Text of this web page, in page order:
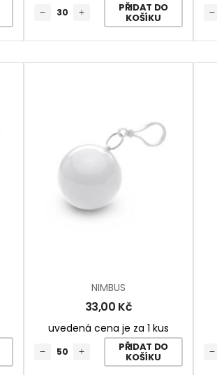
PŘIDAT DO
KOŠÍKU
NIMBUS
33,00 Kč
uvedená cena je za 1 kus
PŘIDAT DO
KOŠÍKU